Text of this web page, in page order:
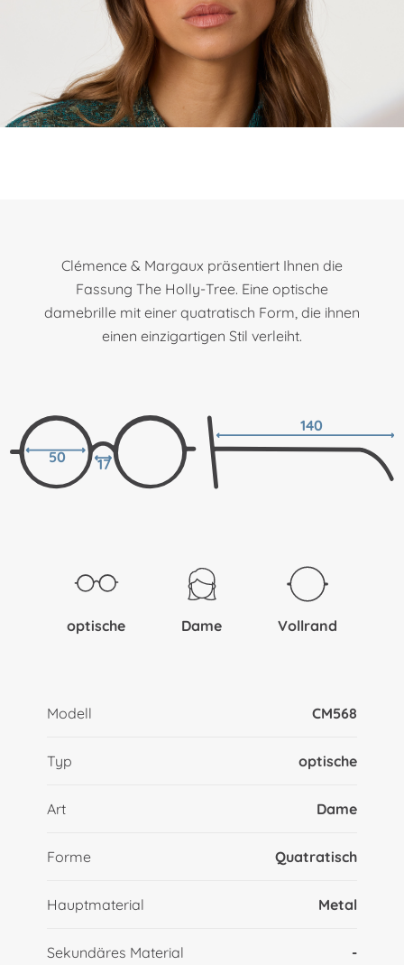
Clémence & Margaux präsentiert Ihnen die
Fassung The Holly-Tree. Eine optische
damebrille mit einer quatratisch Form, die ihnen
einen einzigartigen Stil verleiht.
50 17
140
optische Dame Vollrand
Modell CM568
Typ optische
Art Dame
Forme Quatratisch
Hauptmaterial Metal
Sekundäres Material -